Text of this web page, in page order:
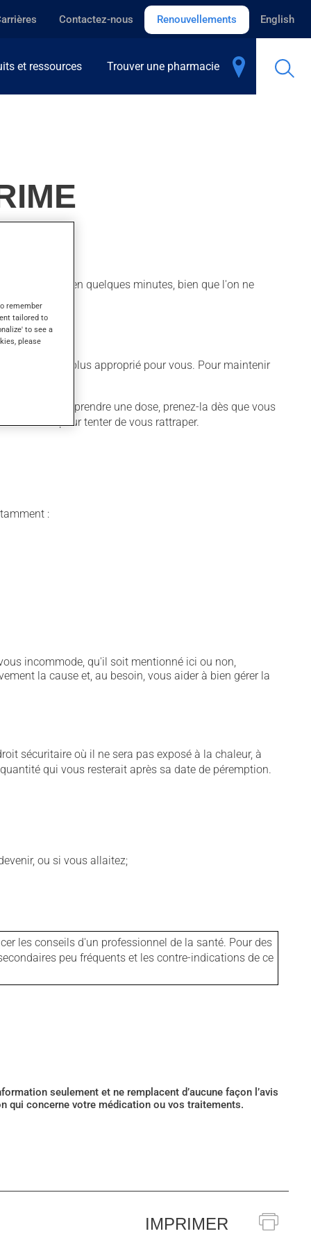
Contactez-nous Renouvellements English
et ressources Trouver une pharmacie
Il agit en quelques minutes, bien que l'on ne
qui est plus approprié pour vous. Pour maintenir
oubliez de prendre une dose, prenez-la dès que vous
suivante pour tenter de vous rattraper.
:
incommode, qu'il soit mentionné ici ou non,
la cause et, au besoin, vous aider à bien gérer la
sécuritaire où il ne sera pas exposé à la chaleur, à
qui vous resterait après sa date de péremption.
ou si vous allaitez;
les conseils d'un professionnel de la santé. Pour des
peu fréquents et les contre-indications de ce
seulement et ne remplacent d’aucune façon l’avis
qui concerne votre médication ou vos traitements.
IMPRIMER
remember
tailored to
to see a
please